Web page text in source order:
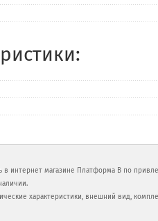
в интернет магазине Платформа В по
характеристики, внешний вид,